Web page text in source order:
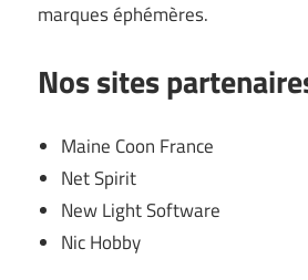
marques éphémères.
Nos sites
Maine Coon France
Net Spirit
New Light Software
Nic Hobby